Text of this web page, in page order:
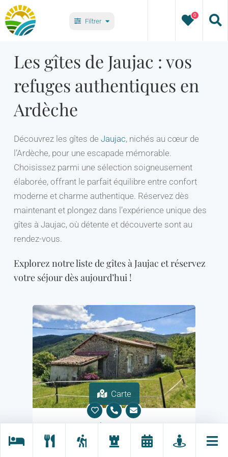
Passer
au
contenu
Filtrer
0
Villages
42 €
Les gîtes de Jaujac : vos
refuges authentiques en
Ardèche
Découvrez les gîtes de Jaujac, nichés au cœur de
l’Ardèche, pour une escapade mémorable.
Choisissez parmi une sélection soigneusement
élaborée, offrant le parfait équilibre entre confort
moderne et charme authentique. Réservez dès
maintenant et plongez dans l’expérience unique des
gîtes à Jaujac, où détente et découverte sont au
rendez-vous.
Explorez notre liste de gîtes à Jaujac et réservez
votre séjour dès aujourd’hui !
Chez Emma
Jaujac
Carte